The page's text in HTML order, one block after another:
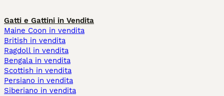
Gatti e Gattini in Vendita
Maine Coon in vendita
British in vendita
Ragdoll in vendita
Bengala in vendita
Scottish in vendita
Persiano in vendita
Siberiano in vendita